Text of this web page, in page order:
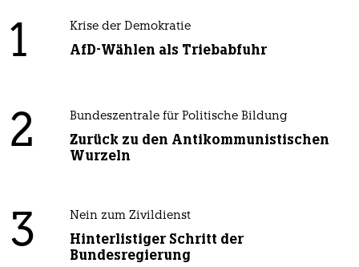
1 Krise der Demokratie
AfD-Wählen als Triebabfuhr
2 Bundeszentrale für Politische Bildung
Zurück zu den Antikommunistischen
Wurzeln
3 Nein zum Zivildienst
Hinterlistiger Schritt der
Bundesregierung